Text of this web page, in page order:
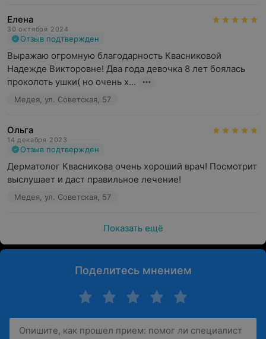
Елена
30 октября 2024
Отзыв подтвержден
Выражаю огромную благодарность Квасниковой
Надежде Викторовне! Два года девочка 8 лет боялась
проколоть ушки( но очень х...
Медея, ул. Советская, 57
Ольга
14 декабря 2023
Отзыв подтвержден
Дерматолог Квасникова очень хороший врач! Посмотрит
выслушает и даст правильное лечение!
Медея, ул. Советская, 57
Показать ещё
Поделитесь мнением